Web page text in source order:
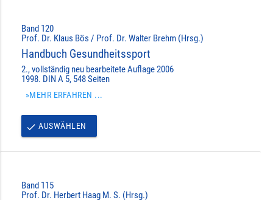
Band 120
Prof. Dr. Klaus Bös / Prof. Dr. Walter Brehm (Hrsg.)
Handbuch Gesundheitssport
2., vollständig neu bearbeitete Auflage 2006
1998. DIN A 5, 548 Seiten
»MEHR ERFAHREN ...
done AUSWÄHLEN
Band 115
Prof. Dr. Herbert Haag M. S. (Hrsg.)